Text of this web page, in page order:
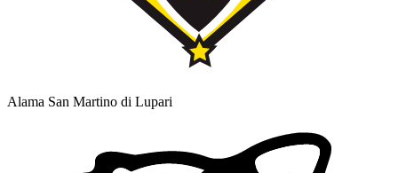
Alama San Martino di Lupari